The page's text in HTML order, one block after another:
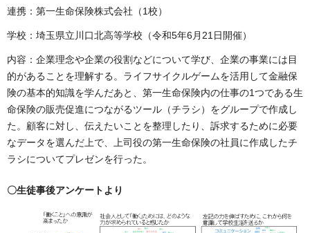
連携：第一生命保険株式会社（1校）
学校：埼玉県立川口北高等学校（令和5年6月21日開催）
内容：企業理念や企業の役割などについて学び、企業の事業には目
的があることを理解する。ライフサイクルゲームを活用して金融保
険の基本的知識を学んだあと、第一生命保険内の仕事の1つである生
命保険の販売促進につながるツール（チラシ）をグループで作成し
た。顧客に対し、伝えたいことを整理したり、訴求するために必要
なデータを選んだ上で、上司役の第一生命保険の社員に作成したチ
ラシについてプレゼンを行った。
〇生徒事後アンケートより